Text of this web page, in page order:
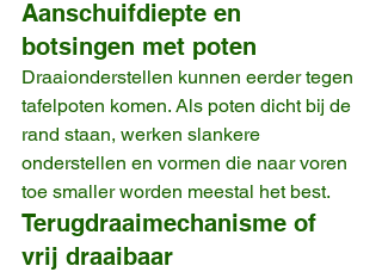
Aanschuifdiepte en
botsingen met poten
Draaionderstellen kunnen eerder tegen
tafelpoten komen. Als poten dicht bij de
rand staan, werken slankere
onderstellen en vormen die naar voren
toe smaller worden meestal het best.
Terugdraaimechanisme of
vrij draaibaar